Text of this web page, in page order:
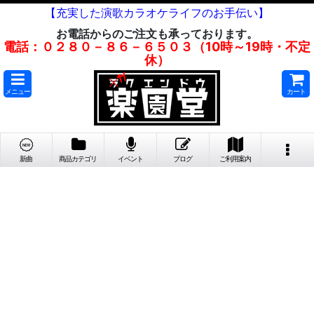
【充実した演歌カラオケライフのお手伝い】
お電話からのご注文も承っております。
電話：０２８０－８６－６５０３（10時～19時・不定
休）
メニュー カート
新曲 商品カテゴリ イベント ブログ ご利用案内